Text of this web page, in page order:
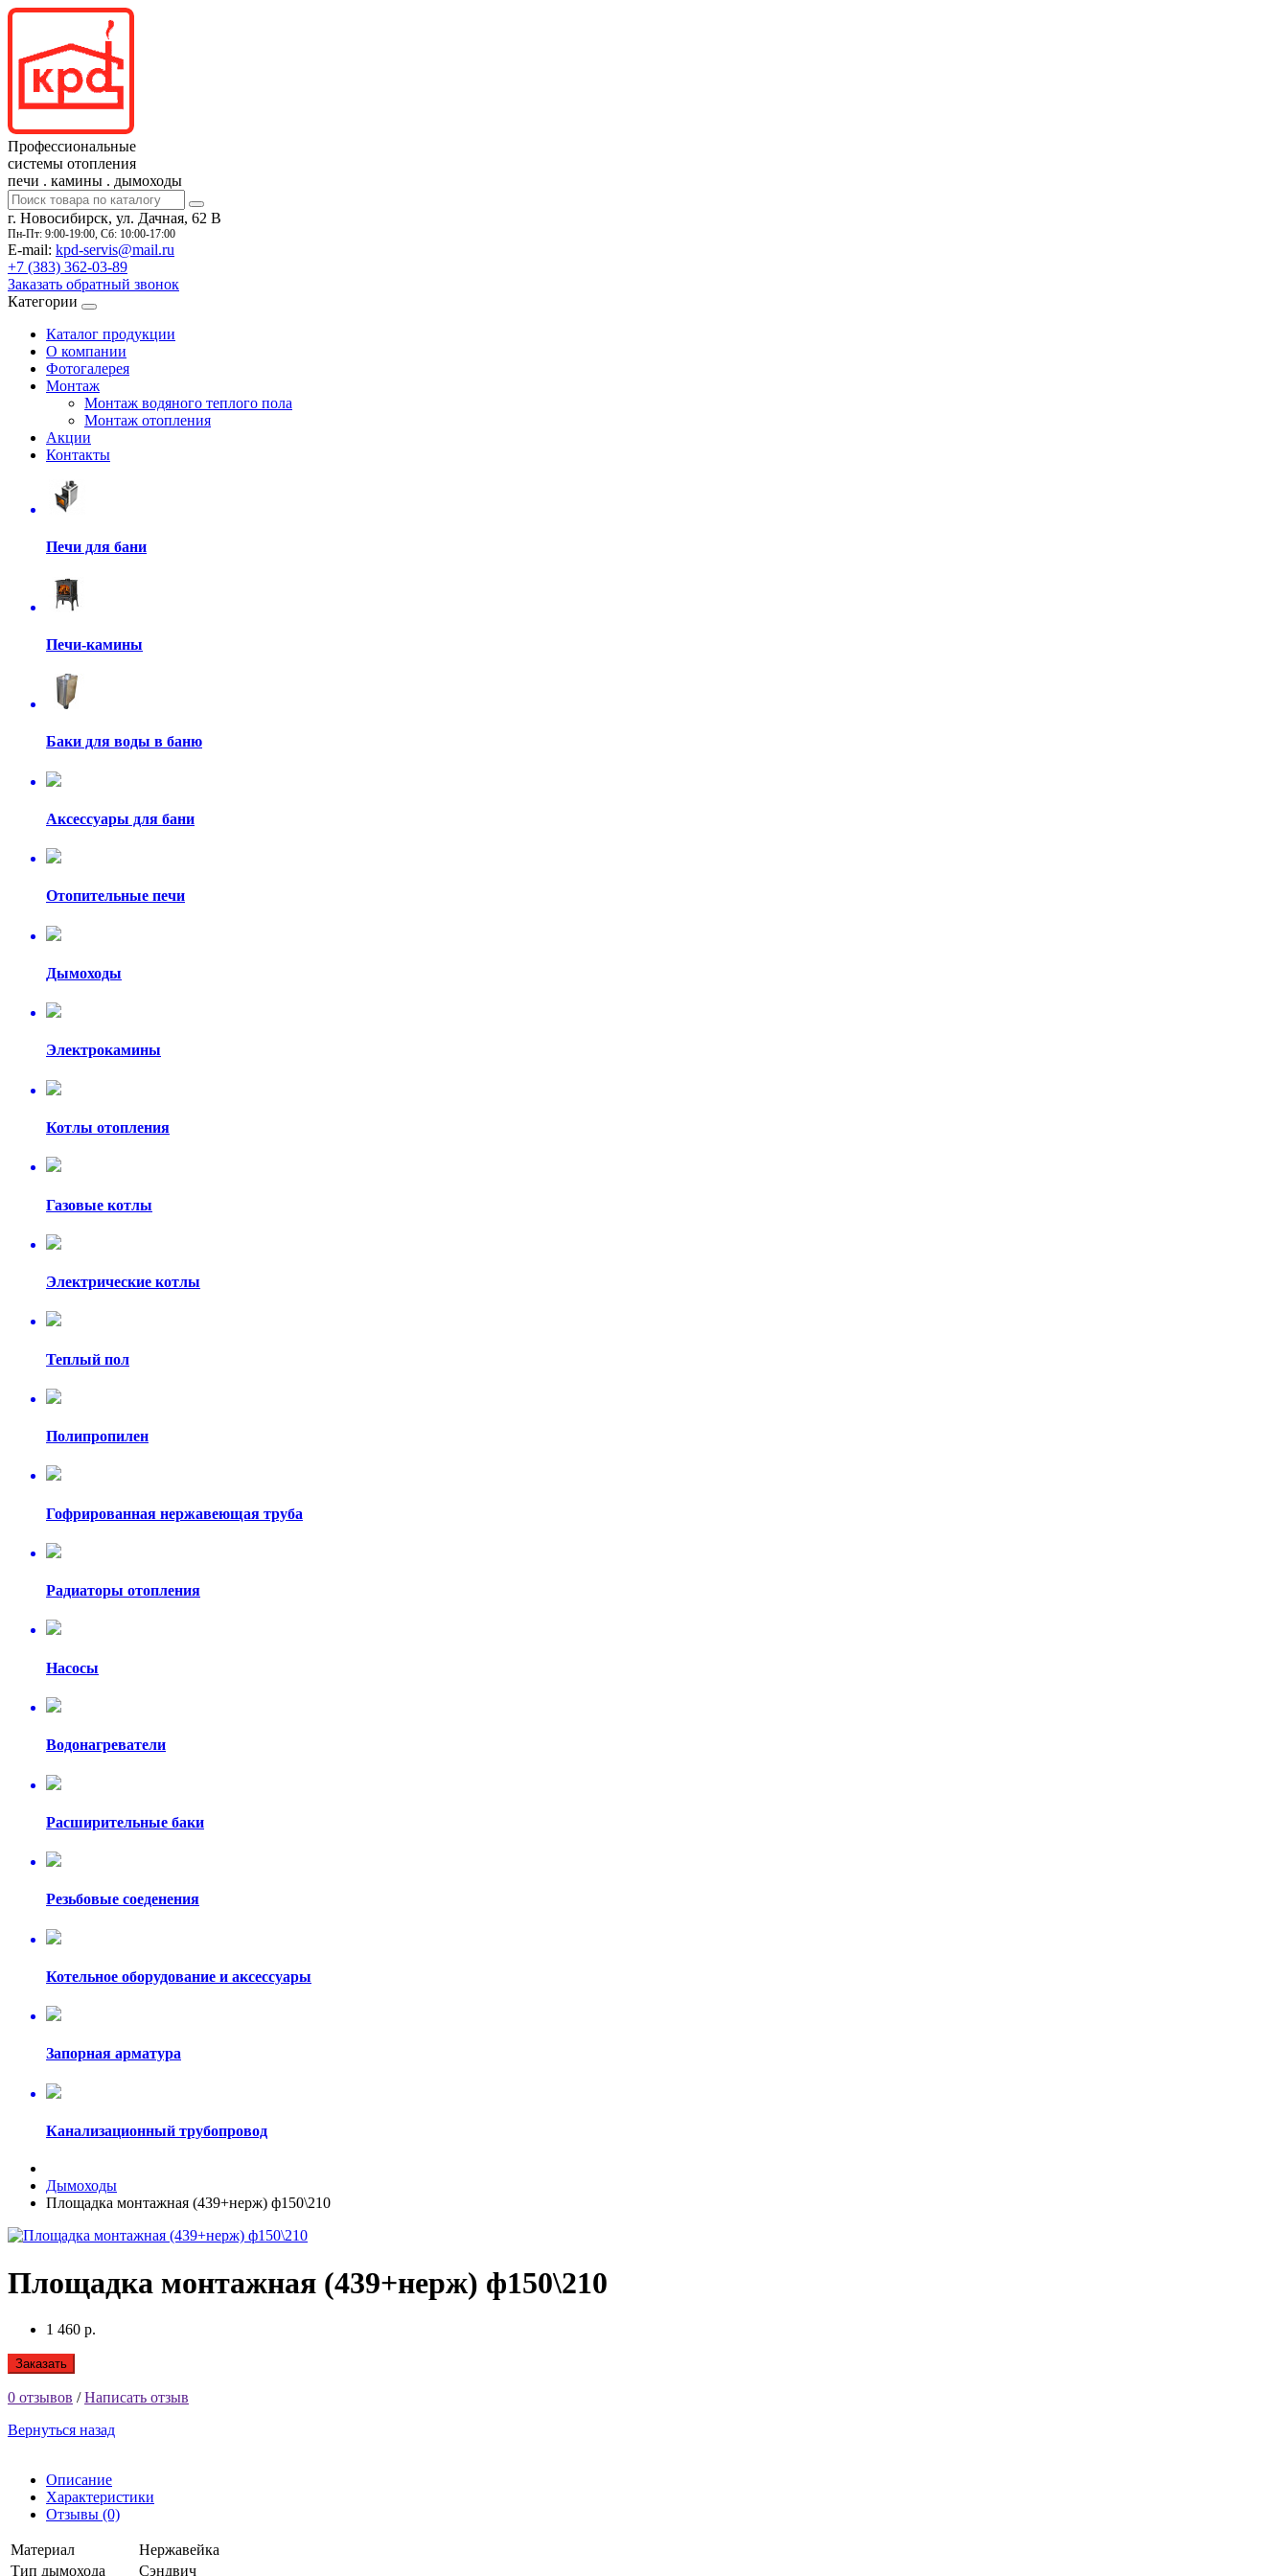
Профессиональные
системы отопления
печи . камины . дымоходы
г. Новосибирск, ул. Дачная, 62 В
Пн-Пт: 9:00-19:00, Сб: 10:00-17:00
E-mail: kpd-servis@mail.ru
+7 (383) 362-03-89
Заказать обратный звонок
Категории
Каталог продукции
О компании
Фотогалерея
Монтаж
Монтаж водяного теплого пола
Монтаж отопления
Акции
Контакты
Печи для бани
Печи-камины
Баки для воды в баню
Аксессуары для бани
Отопительные печи
Дымоходы
Электрокамины
Котлы отопления
Газовые котлы
Электрические котлы
Теплый пол
Полипропилен
Гофрированная нержавеющая труба
Радиаторы отопления
Насосы
Водонагреватели
Расширительные баки
Резьбовые соеденения
Котельное оборудование и аксессуары
Запорная арматура
Канализационный трубопровод
Дымоходы
Площадка монтажная (439+нерж) ф150\210
Площадка монтажная (439+нерж) ф150\210
1 460 р.
Заказать
0 отзывов /Написать отзыв
Вернуться назад
Описание
Характеристики
Отзывы (0)
Материал
Нержавейка
Тип дымохода
Сэндвич